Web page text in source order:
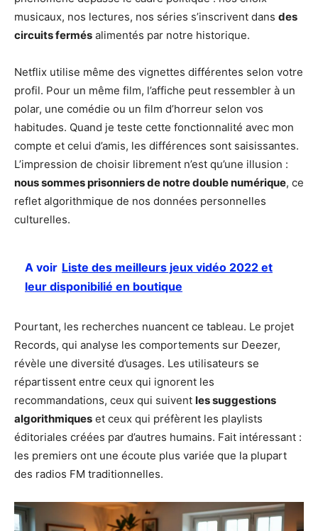
musicaux, nos lectures, nos séries s’inscrivent dans des
circuits fermés alimentés par notre historique.
Netflix utilise même des vignettes différentes selon votre
profil. Pour un même film, l’affiche peut ressembler à un
polar, une comédie ou un film d’horreur selon vos
habitudes. Quand je teste cette fonctionnalité avec mon
compte et celui d’amis, les différences sont saisissantes.
L’impression de choisir librement n’est qu’une illusion :
nous sommes prisonniers de notre double numérique, ce
reflet algorithmique de nos données personnelles
culturelles.
A voir Liste des meilleurs jeux vidéo 2022 et
leur disponibilié en boutique
Pourtant, les recherches nuancent ce tableau. Le projet
Records, qui analyse les comportements sur Deezer,
révèle une diversité d’usages. Les utilisateurs se
répartissent entre ceux qui ignorent les
recommandations, ceux qui suivent les suggestions
algorithmiques et ceux qui préfèrent les playlists
éditoriales créées par d’autres humains. Fait intéressant :
les premiers ont une écoute plus variée que la plupart
des radios FM traditionnelles.